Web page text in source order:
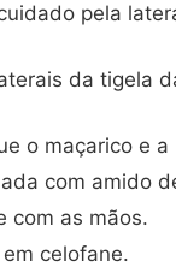
pela
da tigela
o maçarico e
com amido
com as mãos.
celofane.